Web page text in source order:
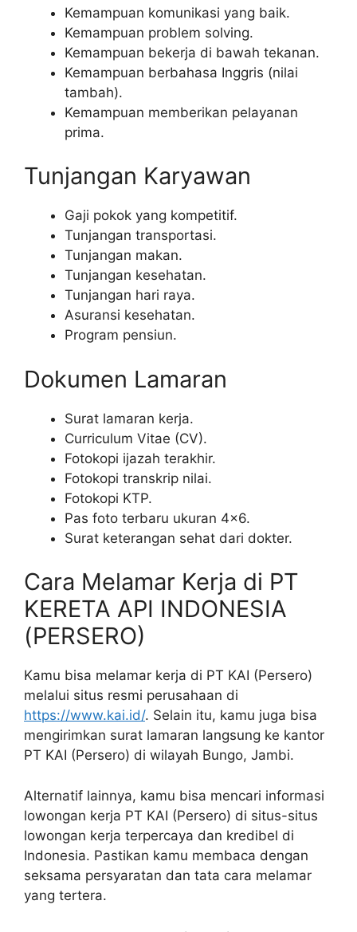
Kemampuan komunikasi yang baik.
Kemampuan problem solving.
Kemampuan bekerja di bawah tekanan.
Kemampuan berbahasa Inggris (nilai
tambah).
Kemampuan memberikan pelayanan
prima.
Tunjangan Karyawan
Gaji pokok yang kompetitif.
Tunjangan transportasi.
Tunjangan makan.
Tunjangan kesehatan.
Tunjangan hari raya.
Asuransi kesehatan.
Program pensiun.
Dokumen Lamaran
Surat lamaran kerja.
Curriculum Vitae (CV).
Fotokopi ijazah terakhir.
Fotokopi transkrip nilai.
Fotokopi KTP.
Pas foto terbaru ukuran 4×6.
Surat keterangan sehat dari dokter.
Cara Melamar Kerja di PT
KERETA API INDONESIA
(PERSERO)
Kamu bisa melamar kerja di PT KAI (Persero)
melalui situs resmi perusahaan di
https://www.kai.id/. Selain itu, kamu juga bisa
mengirimkan surat lamaran langsung ke kantor
PT KAI (Persero) di wilayah Bungo, Jambi.
Alternatif lainnya, kamu bisa mencari informasi
lowongan kerja PT KAI (Persero) di situs-situs
lowongan kerja terpercaya dan kredibel di
Indonesia. Pastikan kamu membaca dengan
seksama persyaratan dan tata cara melamar
yang tertera.